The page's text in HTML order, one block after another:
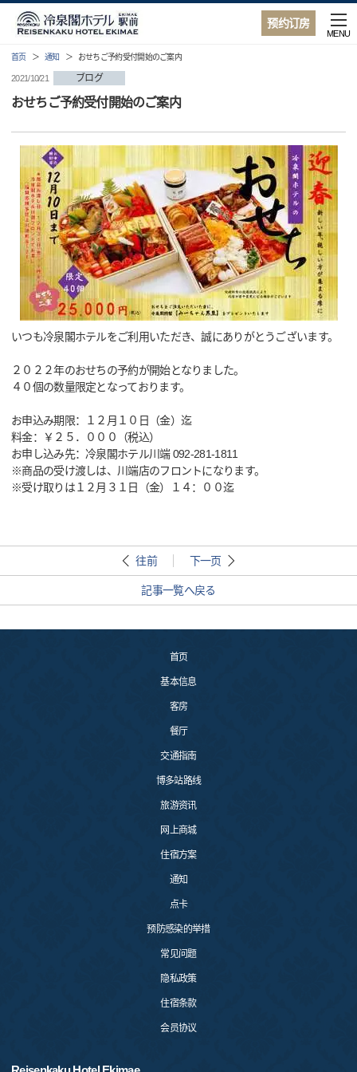
预约订房
MENU
首页 通知 おせちご予約受付開始のご案内
2021/10/21 ブログ
おせちご予約受付開始のご案内
いつも冷泉閣ホテルをご利用いただき、誠にありがとうございます。
２０２２年のおせちの予約が開始となりました。
４０個の数量限定となっております。
お申込み期限：１２月１０日（金）迄
料金：￥２５．０００（税込）
お申し込み先：冷泉閣ホテル川端 092-281-1811
※商品の受け渡しは、川端店のフロントになります。
※受け取りは１２月３１日（金）１４：００迄
往前 下一页
記事一覧へ戻る
首页
基本信息
客房
餐厅
交通指南
博多站路线
旅游资讯
网上商城
住宿方案
通知
点卡
预防感染的举措
常见问题
隐私政策
住宿条款
会员协议